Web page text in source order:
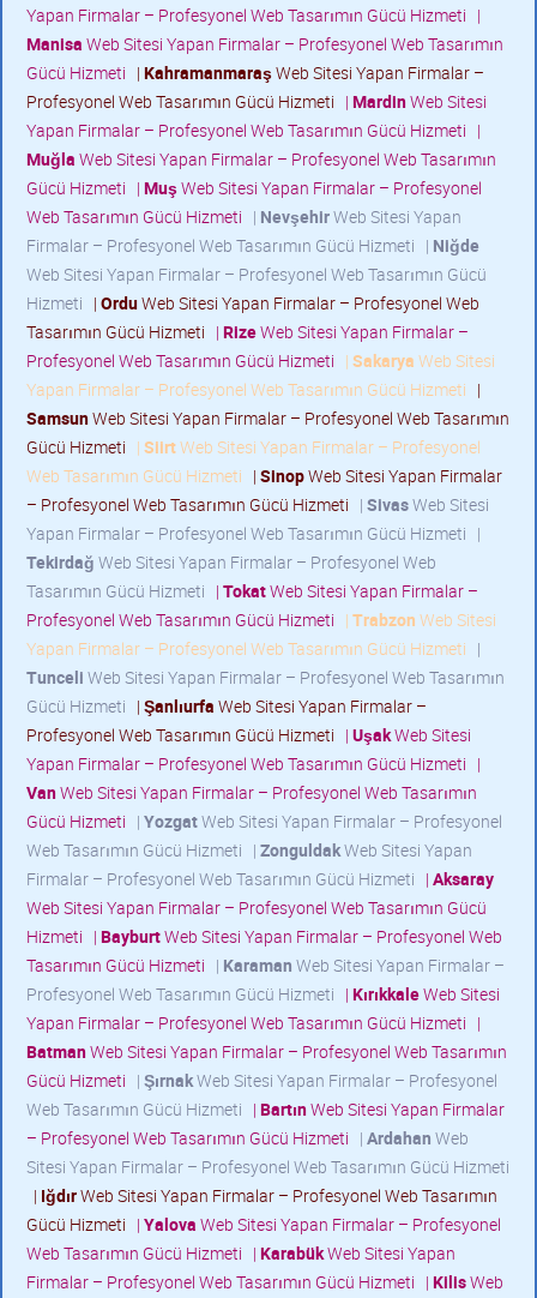
Yapan Firmalar – Profesyonel Web Tasarımın Gücü Hizmeti |
Manisa Web Sitesi Yapan Firmalar – Profesyonel Web Tasarımın
Gücü Hizmeti | KahramanmaraşWeb Sitesi Yapan Firmalar –
Profesyonel Web Tasarımın Gücü Hizmeti | MardinWeb Sitesi
Yapan Firmalar – Profesyonel Web Tasarımın Gücü Hizmeti |
Muğla Web Sitesi Yapan Firmalar – Profesyonel Web Tasarımın
Gücü Hizmeti | MuşWeb Sitesi Yapan Firmalar – Profesyonel
Web Tasarımın Gücü Hizmeti | NevşehirWeb Sitesi Yapan
Firmalar – Profesyonel Web Tasarımın Gücü Hizmeti | Niğde
Web Sitesi Yapan Firmalar – Profesyonel Web Tasarımın Gücü
Hizmeti | OrduWeb Sitesi Yapan Firmalar – Profesyonel Web
Tasarımın Gücü Hizmeti | RizeWeb Sitesi Yapan Firmalar –
Profesyonel Web Tasarımın Gücü Hizmeti | Sakarya Web Sitesi
Yapan Firmalar – Profesyonel Web Tasarımın Gücü Hizmeti |
SamsunWeb Sitesi Yapan Firmalar – Profesyonel Web Tasarımın
Gücü Hizmeti | SiirtWeb Sitesi Yapan Firmalar – Profesyonel
Web Tasarımın Gücü Hizmeti | SinopWeb Sitesi Yapan Firmalar
– Profesyonel Web Tasarımın Gücü Hizmeti | SivasWeb Sitesi
Yapan Firmalar – Profesyonel Web Tasarımın Gücü Hizmeti |
Tekirdağ Web Sitesi Yapan Firmalar – Profesyonel Web
Tasarımın Gücü Hizmeti | TokatWeb Sitesi Yapan Firmalar –
Profesyonel Web Tasarımın Gücü Hizmeti | Trabzon Web Sitesi
Yapan Firmalar – Profesyonel Web Tasarımın Gücü Hizmeti |
Tunceli Web Sitesi Yapan Firmalar – Profesyonel Web Tasarımın
Gücü Hizmeti | Şanlıurfa Web Sitesi Yapan Firmalar –
Profesyonel Web Tasarımın Gücü Hizmeti | UşakWeb Sitesi
Yapan Firmalar – Profesyonel Web Tasarımın Gücü Hizmeti |
VanWeb Sitesi Yapan Firmalar – Profesyonel Web Tasarımın
Gücü Hizmeti | YozgatWeb Sitesi Yapan Firmalar – Profesyonel
Web Tasarımın Gücü Hizmeti | ZonguldakWeb Sitesi Yapan
Firmalar – Profesyonel Web Tasarımın Gücü Hizmeti | Aksaray
Web Sitesi Yapan Firmalar – Profesyonel Web Tasarımın Gücü
Hizmeti | BayburtWeb Sitesi Yapan Firmalar – Profesyonel Web
Tasarımın Gücü Hizmeti | Karaman Web Sitesi Yapan Firmalar –
Profesyonel Web Tasarımın Gücü Hizmeti | KırıkkaleWeb Sitesi
Yapan Firmalar – Profesyonel Web Tasarımın Gücü Hizmeti |
BatmanWeb Sitesi Yapan Firmalar – Profesyonel Web Tasarımın
Gücü Hizmeti | ŞırnakWeb Sitesi Yapan Firmalar – Profesyonel
Web Tasarımın Gücü Hizmeti | BartınWeb Sitesi Yapan Firmalar
– Profesyonel Web Tasarımın Gücü Hizmeti | Ardahan Web
Sitesi Yapan Firmalar – Profesyonel Web Tasarımın Gücü Hizmeti
| IğdırWeb Sitesi Yapan Firmalar – Profesyonel Web Tasarımın
Gücü Hizmeti | Yalova Web Sitesi Yapan Firmalar – Profesyonel
Web Tasarımın Gücü Hizmeti | KarabükWeb Sitesi Yapan
Firmalar – Profesyonel Web Tasarımın Gücü Hizmeti | KilisWeb